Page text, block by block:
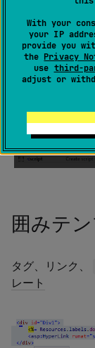
With your
your IP
provide you
the Privacy
use third-
adjust or
ライブ
ASP.NET コン
囲みテ
タグ、リンク、
レート